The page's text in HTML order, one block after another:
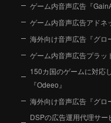
ゲーム内音声広告『
ゲーム内音声広告アドネ
海外向け音声広告『グロ
ゲーム内音声広告プラッ
150カ国のゲームに対応
『Odeeo』
海外向け音声広告『グロ
DSPの広告運用代理サー